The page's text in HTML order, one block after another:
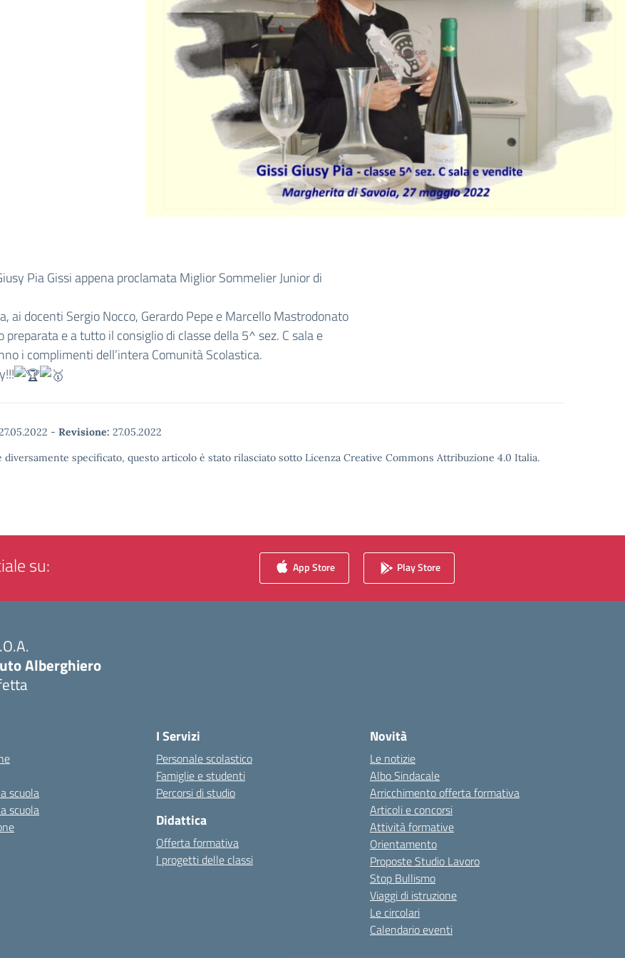
Pia Gissi appena proclamata Miglior Sommelier Junior di
ai docenti Sergio Nocco, Gerardo Pepe e Marcello Mastrodonato
preparata e a tutto il consiglio di classe della 5^ sez. C sala e
i complimenti dell’intera Comunità Scolastica.
- Revisione: 27.05.2022
diversamente specificato, questo articolo è stato rilasciato sotto Licenza Creative Commons Attribuzione 4.0 Italia.
su: App Store Play Store
Alberghiero
scuola
scuola
I Servizi
Personale scolastico
Famiglie e studenti
Percorsi di studio
Didattica
Offerta formativa
I progetti delle classi
Novità
Le notizie
Albo Sindacale
Arricchimento offerta formativa
Articoli e concorsi
Attività formative
Orientamento
Proposte Studio Lavoro
Stop Bullismo
Viaggi di istruzione
Le circolari
Calendario eventi